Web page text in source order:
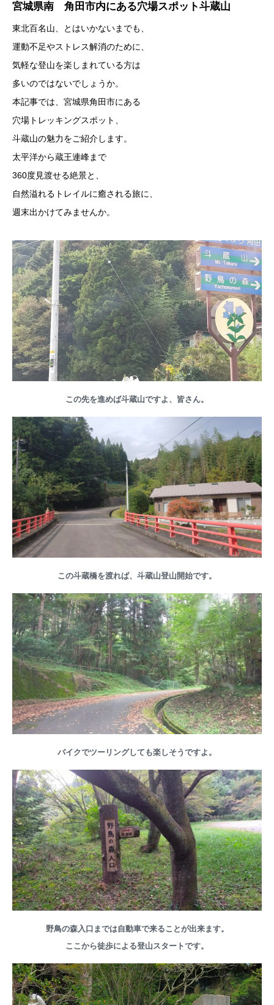
宮城県南 角田市内にある穴場スポット斗蔵山
東北百名山、とはいかないまでも、
運動不足やストレス解消のために、
気軽な登山を楽しまれている方は
多いのではないでしょうか。
本記事では、宮城県角田市にある
穴場トレッキングスポット、
斗蔵山の魅力をご紹介します。
太平洋から蔵王連峰まで
360度見渡せる絶景と、
自然溢れるトレイルに癒される旅に、
週末出かけてみませんか。
この先を進めば斗蔵山ですよ、皆さん。
この斗蔵橋を渡れば、斗蔵山登山開始です。
バイクでツーリングしても楽しそうですよ。
野鳥の森入口までは自動車で来ることが出来ます。
ここから徒歩による登山スタートです。